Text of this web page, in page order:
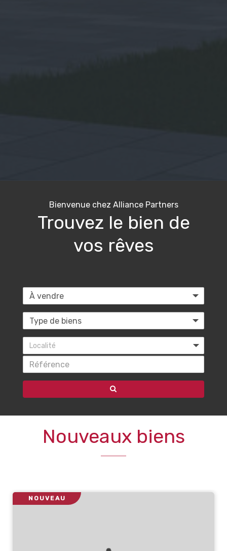
Bienvenue chez Alliance Partners
Trouvez le bien de
vos rêves
Localité
Nouveaux biens
NOUVEAU